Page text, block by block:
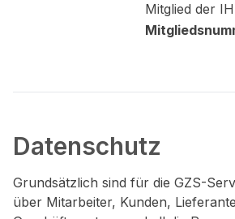
Mitglied der
Datenschutz
Grundsätzlich sind für die GZS-
über Mitarbeiter, Kunden,